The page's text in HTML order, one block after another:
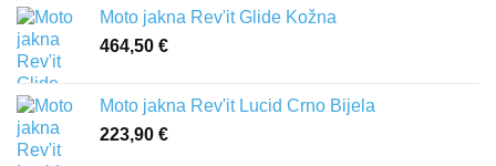
Moto jakna Rev'it Glide Kožna
464,50 €
Moto jakna Rev'it Lucid Crno Bijela
223,90 €